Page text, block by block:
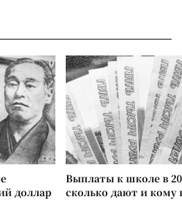
доллар
Выплаты к школе в
сколько дают и